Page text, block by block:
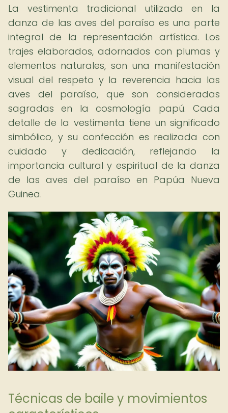
La vestimenta tradicional utilizada en la
danza de las aves del paraíso es una parte
integral de la representación artística. Los
trajes elaborados, adornados con plumas y
elementos naturales, son una manifestación
visual del respeto y la reverencia hacia las
aves del paraíso, que son consideradas
sagradas en la cosmología papú. Cada
detalle de la vestimenta tiene un significado
simbólico, y su confección es realizada con
cuidado y dedicación, reflejando la
importancia cultural y espiritual de la danza
de las aves del paraíso en Papúa Nueva
Guinea.
Técnicas de baile y movimientos